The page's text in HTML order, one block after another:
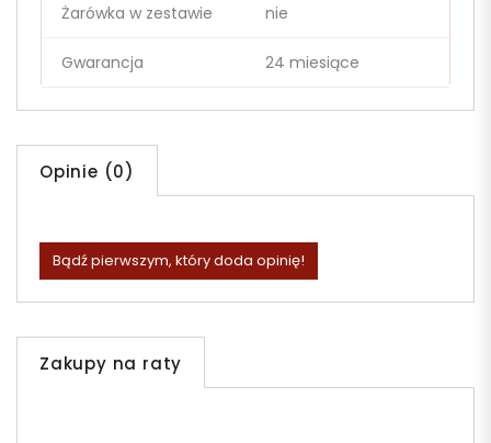
Żarówka w zestawie nie
Gwarancja 24 miesiące
Opinie (0)
Bądź pierwszym, który doda opinię!
Zakupy na raty